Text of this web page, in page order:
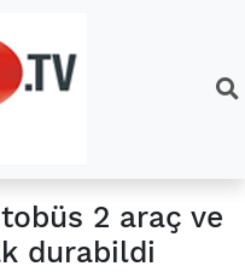
2 araç ve
durabildi